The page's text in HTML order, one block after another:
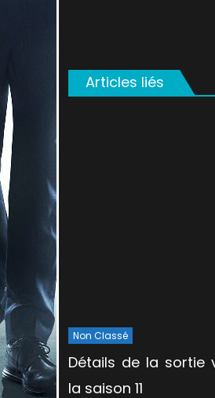
Articles liés
Non Classé
Détails de la sortie
la saison 11